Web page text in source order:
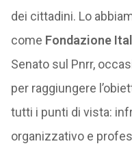
dei cittadini. Lo
come Fondazione
Senato sul Pnrr,
per raggiungere
tutti i punti di vista:
organizzativo e